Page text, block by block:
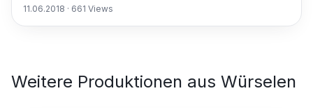
11.06.2018 · 661 Views
Weitere Produktionen aus Würselen